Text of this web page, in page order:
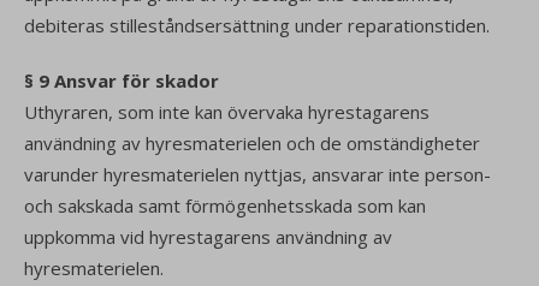
debiteras stilleståndsersättning under reparationstiden.
§ 9 Ansvar för skador
Uthyraren, som inte kan övervaka hyrestagarens
användning av hyresmaterielen och de omständigheter
varunder hyresmaterielen nyttjas, ansvarar inte person-
och sakskada samt förmögenhetsskada som kan
uppkomma vid hyrestagarens användning av
hyresmaterielen.